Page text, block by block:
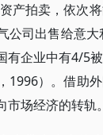
产拍卖，依次
公司出售给意
企业中有4/5
1996）。借助
场经济的转轨。